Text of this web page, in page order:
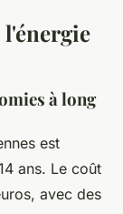
l'énergie
à long
est
ans. Le coût
avec des